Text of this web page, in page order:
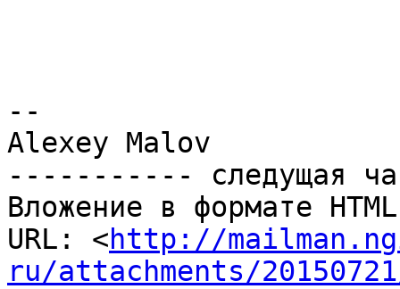
--
Alexey Malov
----------- следущая
Вложение в формате
URL: <http://
ru/attachments/